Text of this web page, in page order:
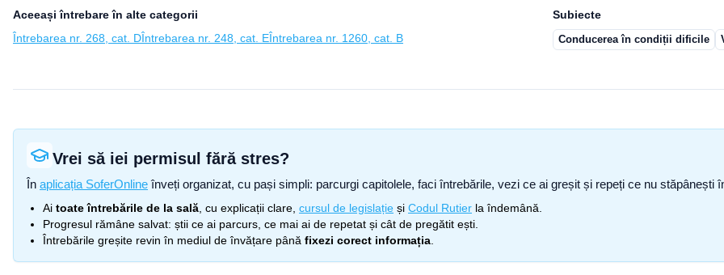
Aceeași întrebare în alte categorii
Întrebarea nr. 268, cat. DÎntrebarea nr. 248, cat. EÎntrebarea nr. 1260, cat. B
Subiecte
Conducerea în condiții dificile
Vrei să iei permisul fără stres?
În aplicația SoferOnline înveți organizat, cu pași simpli: parcurgi capitolele, faci întrebările, vezi ce ai greșit și repeți ce nu
Ai toate întrebările de la sală , cu explicații clare, cursul de legislație și Codul Rutier la îndemână.
Progresul rămâne salvat: știi ce ai parcurs, ce mai ai de repetat și cât de pregătit ești.
Întrebările greșite revin în mediul de învățare până fixezi corect informația